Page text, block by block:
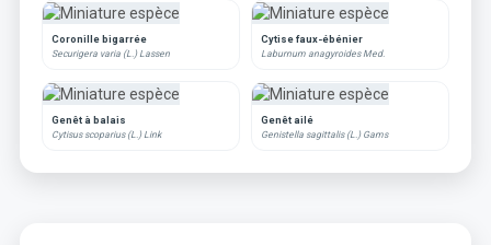
Coronille bigarrée
Securigera varia (L.) Lassen
Cytise faux-ébénier
Laburnum anagyroides Med.
Genêt à balais
Cytisus scoparius (L.) Link
Genêt ailé
Genistella sagittalis (L.) Gams